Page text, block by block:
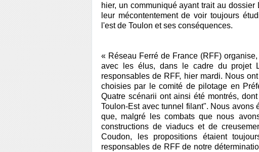
hier, un communiqué ayant trait au
leur mécontentement de voir toujours
l'est de Toulon et ses conséquences.
« Réseau Ferré de France (RFF)
avec les élus, dans le cadre du projet
responsables de RFF, hier mardi. Nous
choisies par le comité de pilotage en
Quatre scénarii ont ainsi été montrés,
Toulon-Est avec tunnel filant". Nous avons
que, malgré les combats que nous
constructions de viaducs et de
Coudon, les propositions étaient
responsables de RFF de notre